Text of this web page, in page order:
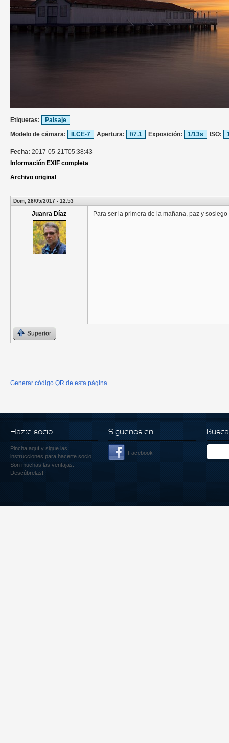
Etiquetas:
Paisaje
Modelo de cámara:
ILCE-7 Apertura: f/7.1 Exposición: 1/13s ISO:
Fecha: 2017-05-21T05:38:43
Información EXIF completa
Archivo original
Dom, 28/05/2017 - 12:53
Juanra Díaz Para ser la primera de la mañana, paz y sosiego
Superior
Generar código QR de esta página
Hazte socio
Pincha aquí y sigue las
instrucciones para hacerte socio.
Son muchas las ventajas.
Descúbrelas!
Siguenos en
Facebook